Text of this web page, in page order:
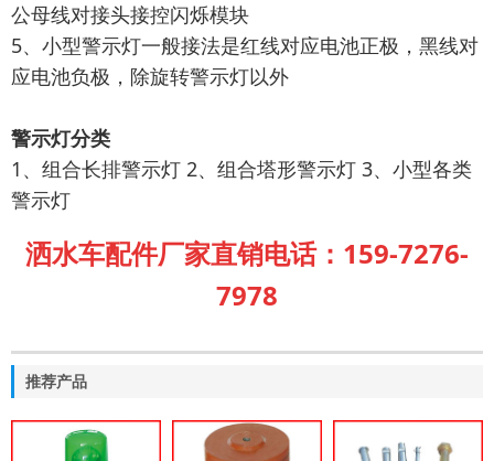
公母线对接头接控闪烁模块
5、小型警示灯一般接法是红线对应电池正极，黑线对
应电池负极，除旋转警示灯以外
警示灯分类
1、组合长排警示灯 2、组合塔形警示灯 3、小型各类
警示灯
洒水车配件厂家直销电话：159-7276-
7978
推荐产品